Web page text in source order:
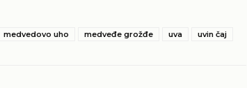
medvedovo uho medveđe grožđe uva uvin čaj